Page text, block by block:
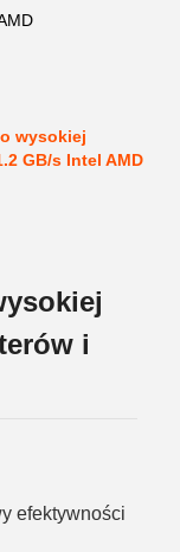
o wysokiej
GB/s Intel AMD
i
efektywności